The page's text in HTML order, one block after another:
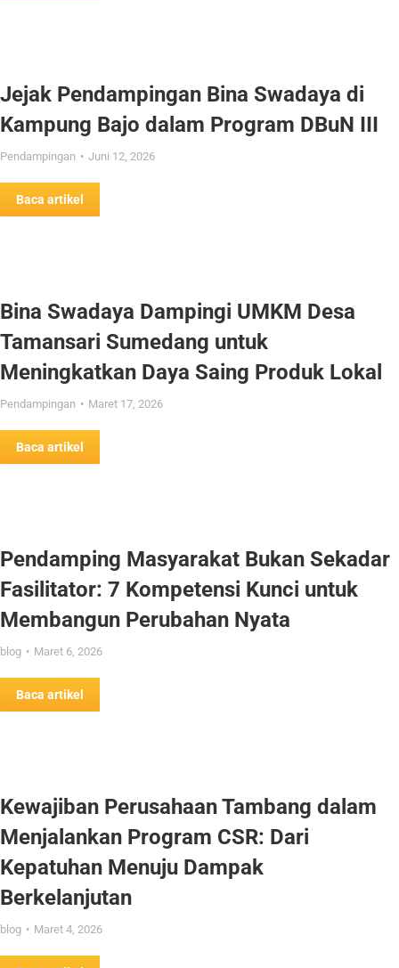
Jejak Pendampingan Bina Swadaya di
Kampung Bajo dalam Program DBuN III
Pendampingan Juni 12, 2026
Baca artikel
Bina Swadaya Dampingi UMKM Desa
Tamansari Sumedang untuk
Meningkatkan Daya Saing Produk Lokal
Pendampingan Maret 17, 2026
Baca artikel
Pendamping Masyarakat Bukan Sekadar
Fasilitator: 7 Kompetensi Kunci untuk
Membangun Perubahan Nyata
blog Maret 6, 2026
Baca artikel
Kewajiban Perusahaan Tambang dalam
Menjalankan Program CSR: Dari
Kepatuhan Menuju Dampak
Berkelanjutan
blog Maret 4, 2026